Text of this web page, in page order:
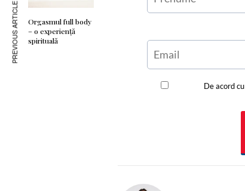
Orgasmul full body
– o experienţă
spirituală
PREVIOUS ARTICLE